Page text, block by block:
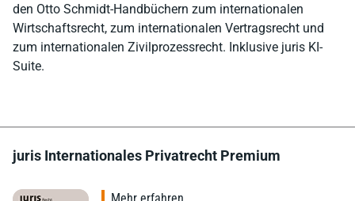
den Otto Schmidt-Handbüchern zum internationalen
Wirtschaftsrecht, zum internationalen Vertragsrecht und
zum internationalen Zivilprozessrecht. Inklusive juris KI-
Suite.
juris Internationales Privatrecht Premium
Mehr erfahren